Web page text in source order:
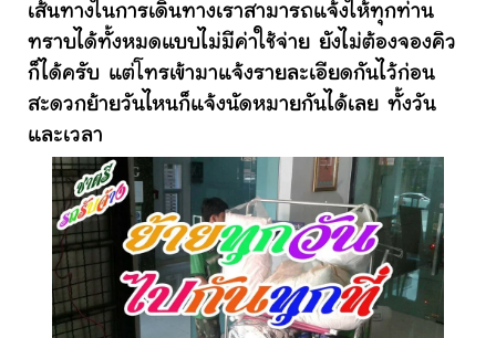
เส้นทางในการเดินทางเราสามารถแจ้งให้ทุกท่าน
ทราบได้ทั้งหมดแบบไม่มีค่าใช้จ่าย ยังไม่ต้องจองคิว
ก็ได้ครับ แต่โทรเข้ามาแจ้งรายละเอียดกันไว้ก่อน
สะดวกย้ายวันไหนก็แจ้งนัดหมายกันได้เลย ทั้งวัน
และเวลา